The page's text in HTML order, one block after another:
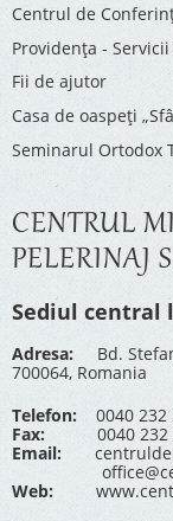
Centrul de
Providenţa -
Fii de ajutor
Casa de oaspeți
Seminarul Ortodox
CENTRUL
PELERINAJ
Sediul central
Adresa: Bd.
700064, Romania
Telefon: 0040 232
Fax: 0040 232
Email:
Web: